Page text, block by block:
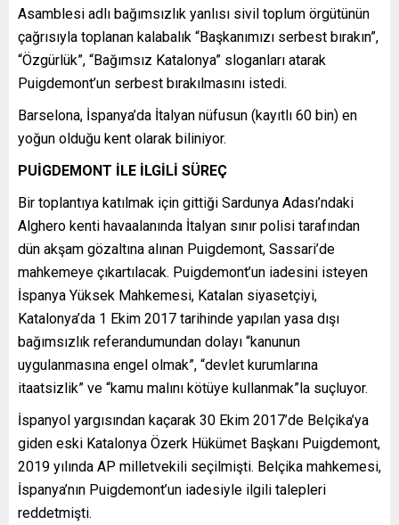
Asamblesi adlı bağımsızlık yanlısı sivil toplum örgütünün
çağrısıyla toplanan kalabalık “Başkanımızı serbest bırakın”,
“Özgürlük”, “Bağımsız Katalonya” sloganları atarak
Puigdemont’un serbest bırakılmasını istedi.
Barselona, İspanya’da İtalyan nüfusun (kayıtlı 60 bin) en
yoğun olduğu kent olarak biliniyor.
PUİGDEMONT İLE İLGİLİ SÜREÇ
Bir toplantıya katılmak için gittiği Sardunya Adası’ndaki
Alghero kenti havaalanında İtalyan sınır polisi tarafından
dün akşam gözaltına alınan Puigdemont, Sassari’de
mahkemeye çıkartılacak. Puigdemont’un iadesini isteyen
İspanya Yüksek Mahkemesi, Katalan siyasetçiyi,
Katalonya’da 1 Ekim 2017 tarihinde yapılan yasa dışı
bağımsızlık referandumundan dolayı “kanunun
uygulanmasına engel olmak”, “devlet kurumlarına
itaatsizlik” ve “kamu malını kötüye kullanmak”la suçluyor.
İspanyol yargısından kaçarak 30 Ekim 2017’de Belçika’ya
giden eski Katalonya Özerk Hükümet Başkanı Puigdemont,
2019 yılında AP milletvekili seçilmişti. Belçika mahkemesi,
İspanya’nın Puigdemont’un iadesiyle ilgili talepleri
reddetmişti.